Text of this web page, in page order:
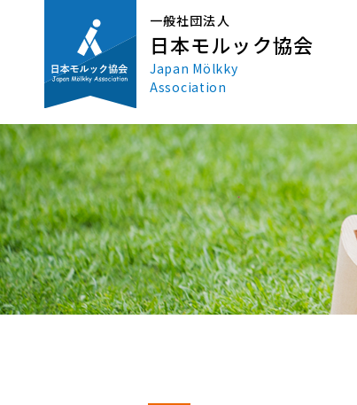
一般社団法人
日本モルック協会
Japan Mölkky
Association